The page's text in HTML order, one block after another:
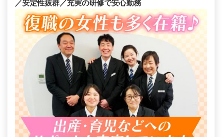
／安定性抜群／充実の研修で安心勤務